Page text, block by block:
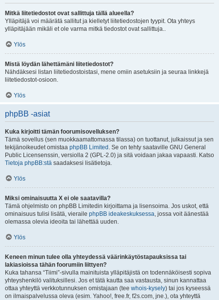
Mitkä liitetiedostot ovat sallittuja tällä alueella?
Ylläpitäjä voi määrätä sallitut ja kielletyt liitetiedostojen tyypit. Ota yhteys
ylläpitäjään mikäli et ole varma mitkä tiedostot ovat sallittuja..
Ylös
Mistä löydän lähettämäni liitetiedostot?
Nähdäksesi listan liitetiedostoistasi, mene omiin asetuksiin ja seuraa linkkejä
liitetiedostot-osioon.
Ylös
phpBB -asiat
Kuka kirjoitti tämän foorumisovelluksen?
Tämä sovellus (sen muokkaamattomassa tilassa) on tuottanut, julkaissut ja sen
tekijänoikeudet omistaa phpBB Limited . Se on tehty saataville GNU General
Public Licensenssin, versiolla 2 (GPL-2.0) ja sitä voidaan jakaa vapaasti. Katso
Tietoja phpBB:stä saadaksesi lisätietoja.
Ylös
Miksi ominaisuutta X ei ole saatavilla?
Tämä ohjelmisto on phpBB Limitedin kirjoittama ja lisensoima. Jos uskot, että
ominaisuus tulisi lisätä, vieraile phpBB ideakeskuksessa, jossa voit äänestää
olemassa olevia ideoita tai lähettää uuden.
Ylös
Keneen minun tulee olla yhteydessä väärinkäytöstapauksissa tai
lakiasioissa tähän foorumiin liittyen?
Kuka tahansa “Tiimi”-sivulla mainituista ylläpitäjistä on todennäköisesti sopiva
yhteyshenkilö valituksillesi. Jos et tätä kautta saa vastausta, sinun kannattaa
ottaa yhteyttä verkkotunnuksen omistajaan (tee whois-kysely) tai jos kyseessä
on ilmaispalvelussa oleva (esim. Yahoo!, free.fr, f2s.com, jne.), ota yhteyttä